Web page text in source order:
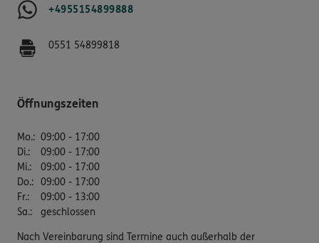
+4955154899888
0551 54899818
Öffnungszeiten
Mo.: 09:00 - 17:00
Di.:
09:00 - 17:00
Mi.:
09:00 - 17:00
Do.: 09:00 - 17:00
Fr.:
09:00 - 13:00
Sa.: geschlossen
Nach Vereinbarung sind Termine auch außerhalb der